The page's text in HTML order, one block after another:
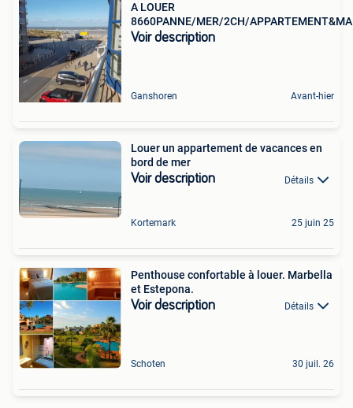
A LOUER
8660PANNE/MER/2CH/
Voir description
Ganshoren Avant-hier
Louer un appartement de vacances en
bord de mer
Voir description Détails
Kortemark 25 juin 25
Penthouse confortable à louer. Marbella
et Estepona.
Voir description Détails
Schoten 30 juil. 26